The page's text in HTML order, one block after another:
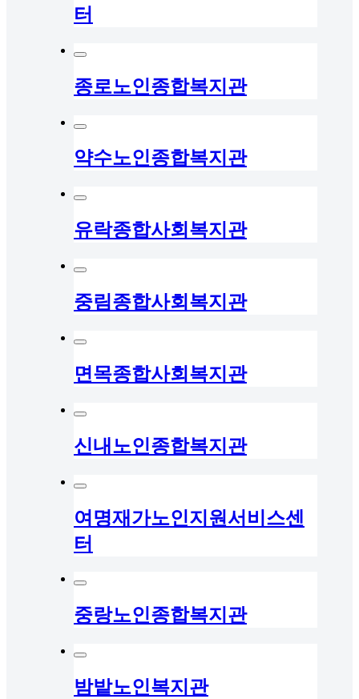
터
종로노인종합복지관
약수노인종합복지관
유락종합사회복지관
중림종합사회복지관
면목종합사회복지관
신내노인종합복지관
여명재가노인지원서비스센
터
중랑노인종합복지관
밤밭노인복지관